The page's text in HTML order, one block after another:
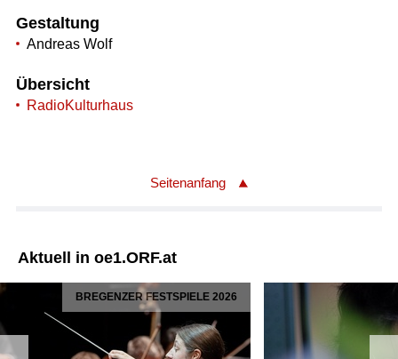
Gestaltung
Andreas Wolf
Übersicht
RadioKulturhaus
Seitenanfang
Aktuell in oe1.ORF.at
BREGENZER FESTSPIELE 2026